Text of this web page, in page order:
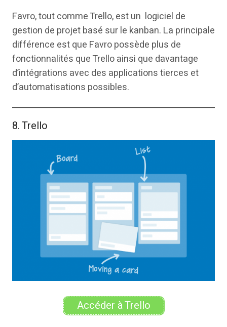
Favro, tout comme Trello, est un logiciel de
gestion de projet basé sur le kanban. La principale
différence est que Favro possède plus de
fonctionnalités que Trello ainsi que davantage
d’intégrations avec des applications tierces et
d’automatisations possibles.
8. Trello
Accéder à Trello